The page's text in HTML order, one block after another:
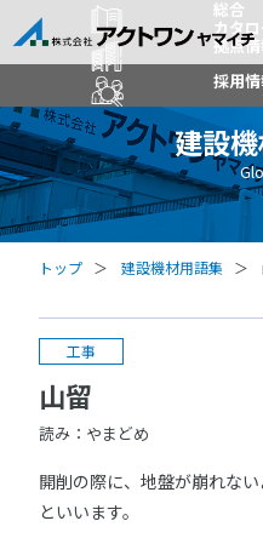
総合
カタ
拠点
採用
建設
トップ 建設機材用語集
工事
山留
読み：やまどめ
開削の際に、地盤が崩れな
といいます。